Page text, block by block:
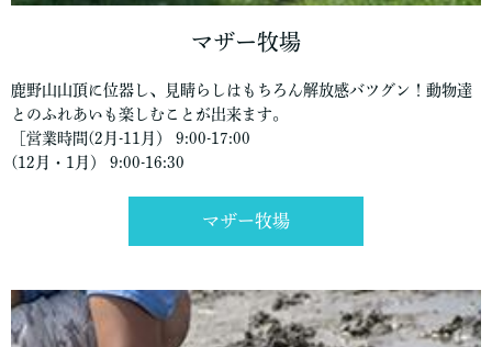
マザー牧場
鹿野山山頂に位器し、見睛らしはもちろん解放感バツグン！動物達
とのふれあいも楽しむことが出来ます。
［営業時間(2月-11月） 9:00-17:00
(12月・1月） 9:00-16:30
マザー牧場